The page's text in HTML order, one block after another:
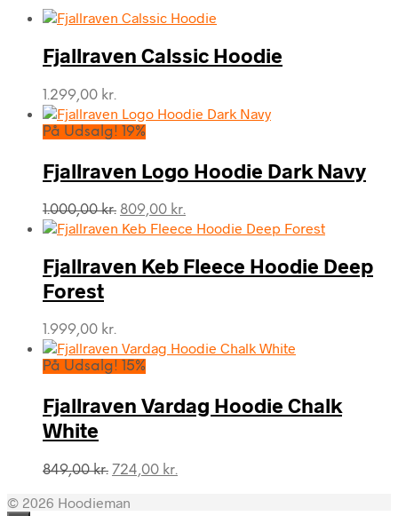
Fjallraven Calssic Hoodie
1.299,00 kr.
På Udsalg! 19%
Fjallraven Logo Hoodie Dark Navy
1.000,00kr. Den
oprindelige
var:
1.000,00 kr..
809,00 kr.
aktuelle
er:
809,00 kr..
Fjallraven Keb Fleece Hoodie Deep
Forest
1.999,00 kr.
På Udsalg! 15%
Fjallraven Vardag Hoodie Chalk
White
849,00kr. Den
pris
724,00 kr.
© 2026 Hoodieman